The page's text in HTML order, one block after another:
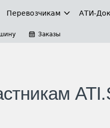
Перевозчикам АТИ-
Заказы